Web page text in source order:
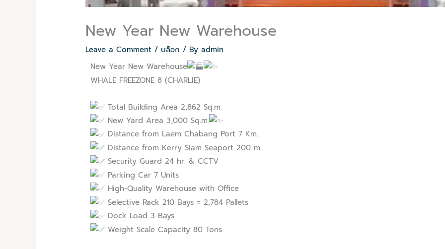
New Year New Warehouse
Leave a Comment / บล็อก / Byadmin
New Year New Warehouse
WHALE FREEZONE 8 (CHARLIE)
Total Building Area 2,862 Sq.m.
New Yard Area 3,000 Sq.m.
Distance from Laem Chabang Port 7 Km.
Distance from Kerry Siam Seaport 200 m.
Security Guard 24 hr. & CCTV
Parking Car 7 Units
High-Quality Warehouse with Office
Selective Rack 210 Bays = 2,784 Pallets
Dock Load 3 Bays
Weight Scale Capacity 80 Tons